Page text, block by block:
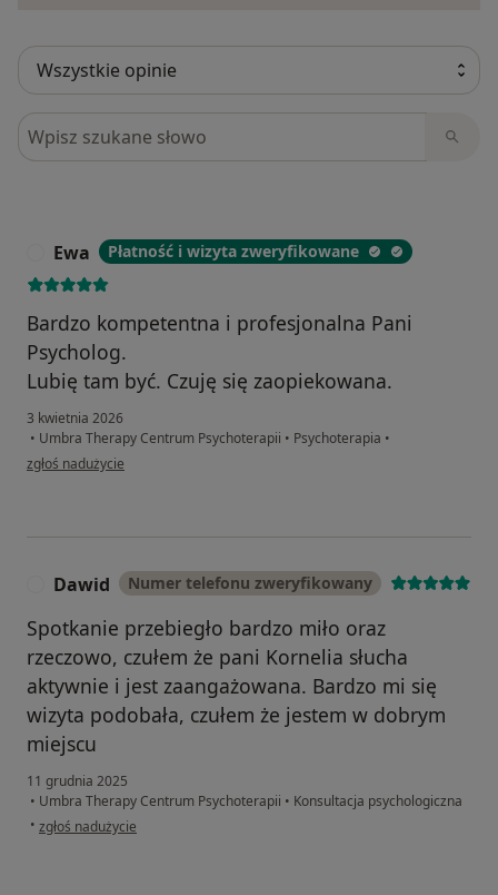
Szukaj w opiniach
Ewa Płatność i wizyta zweryfikowane
Bardzo kompetentna i profesjonalna Pani
Psycholog.
Lubię tam być. Czuję się zaopiekowana.
3 kwietnia 2026
• Umbra Therapy Centrum Psychoterapii • Psychoterapia •
w opinii użytkownika Ewa
zgłoś nadużycie
Dawid Numer telefonu zweryfikowany
Spotkanie przebiegło bardzo miło oraz
rzeczowo, czułem że pani Kornelia słucha
aktywnie i jest zaangażowana. Bardzo mi się
wizyta podobała, czułem że jestem w dobrym
miejscu
11 grudnia 2025
• Umbra Therapy Centrum Psychoterapii • Konsultacja psychologiczna
• w opinii użytkownika Dawid
zgłoś nadużycie